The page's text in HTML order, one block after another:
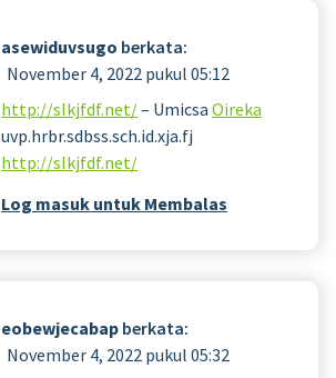
asewiduvsugo berkata:
November 4, 2022 pukul 05:12
http://slkjfdf.net/– Umicsa Oireka
uvp.hrbr.sdbss.sch.id.xja.fj
http://slkjfdf.net/
Log masuk untuk Membalas
eobewjecabap berkata:
November 4, 2022 pukul 05:32